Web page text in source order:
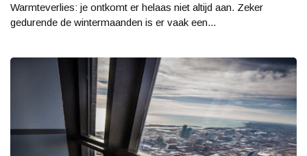
Warmteverlies: je ontkomt er helaas niet altijd aan. Zeker
gedurende de wintermaanden is er vaak een...